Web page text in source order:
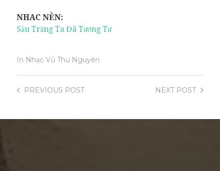
NHAC NỀN:
Sầu Trăng Ta Đã Tương Tư
In Nhạc Vũ Thư Nguyên
NEXTPOST
PREVIOUS POST